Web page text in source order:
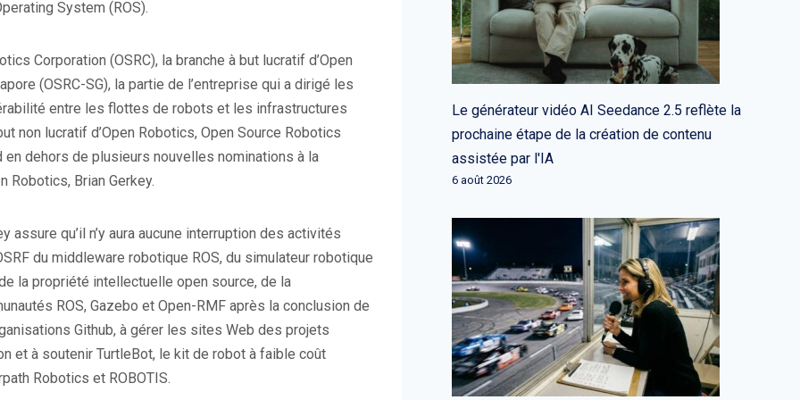
System (ROS).
Corporation (OSRC), la branche à but lucratif d’Open
(OSRC-SG), la partie de l’entreprise qui a dirigé les
entre les flottes de robots et les infrastructures
non lucratif d’Open Robotics, Open Source Robotics
en dehors de plusieurs nouvelles nominations à la
Robotics, Brian Gerkey.
assure qu’il n’y aura aucune interruption des activités
du middleware robotique ROS, du simulateur robotique
la propriété intellectuelle open source, de la
ROS, Gazebo et Open-RMF après la conclusion de
Github, à gérer les sites Web des projets
et à soutenir TurtleBot, le kit de robot à faible coût
Robotics et ROBOTIS.
Le générateur vidéo AI Seedance 2.5 reflète la
prochaine étape de la création de contenu
assistée par l'IA
6 août 2026